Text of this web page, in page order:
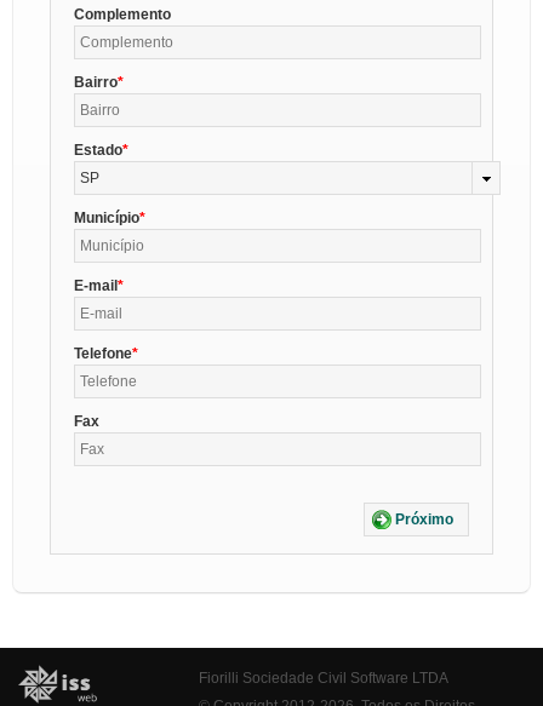
Complemento
Bairro
Estado
SP
Município
E-mail
Telefone
Fax
Próximo
Fiorilli Sociedade Civil Software LTDA